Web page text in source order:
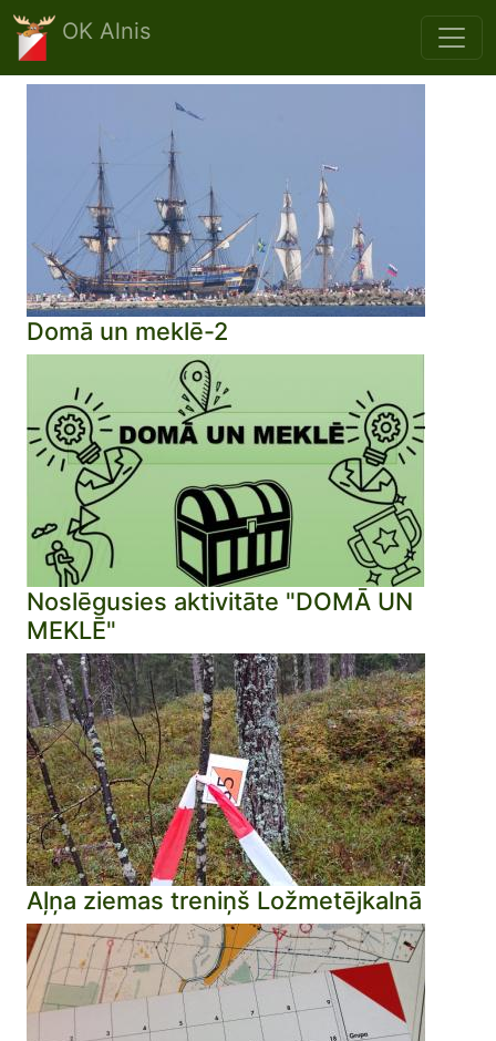
Skip to main content
OK Alnis
Domā un meklē-2
Noslēgusies aktivitāte "DOMĀ UN
MEKLĒ"
Aļņa ziemas treniņš Ložmetējkalnā